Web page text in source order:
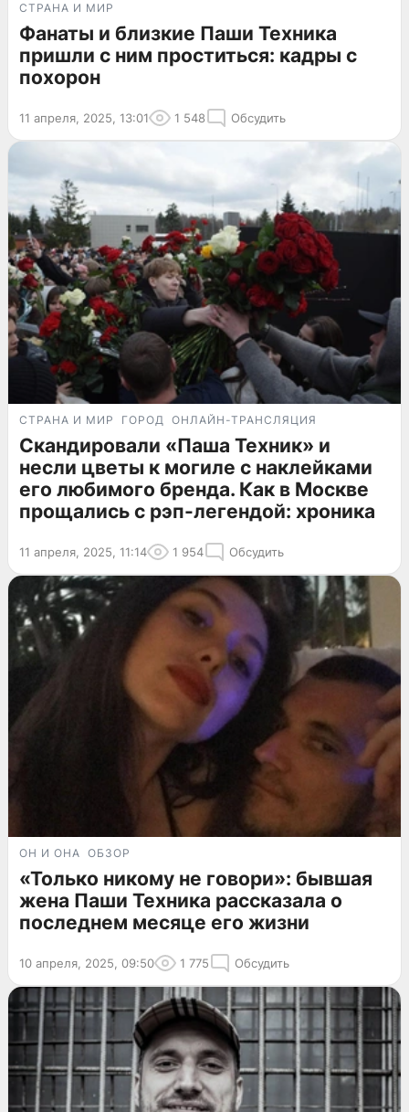
СТРАНА И МИР
Фанаты и близкие Паши Техника
пришли с ним проститься: кадры с
похорон
11 апреля, 2025, 13:01 1 548 Обсудить
СТРАНА И МИР ГОРОД ОНЛАЙН-ТРАНСЛЯЦИЯ
Скандировали «Паша Техник» и
несли цветы к могиле с наклейками
его любимого бренда. Как в Москве
прощались с рэп-легендой: хроника
11 апреля, 2025, 11:14 1 954 Обсудить
ОН И ОНА ОБЗОР
«Только никому не говори»: бывшая
жена Паши Техника рассказала о
последнем месяце его жизни
10 апреля, 2025, 09:50 1 775 Обсудить